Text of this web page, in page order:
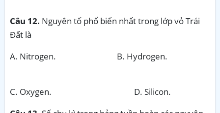
Câu 12. Nguyên tố phổ biến nhất trong lớp vỏ Trái
Đất là
A. Nitrogen. B. Hydrogen.
C. Oxygen. D. Silicon.